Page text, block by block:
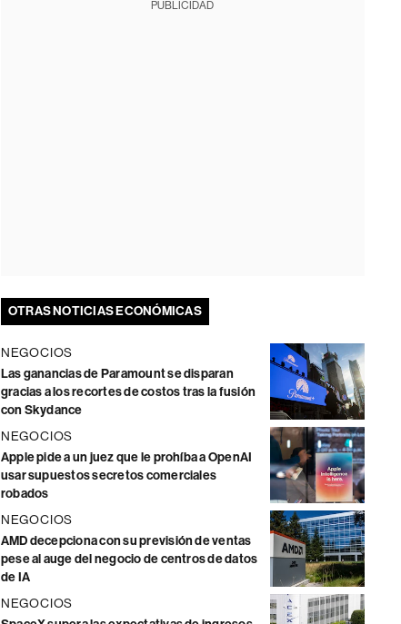
PUBLICIDAD
OTRAS NOTICIAS ECONÓMICAS
NEGOCIOS
Las ganancias de Paramount se disparan
gracias a los recortes de costos tras la fusión
con Skydance
NEGOCIOS
Apple pide a un juez que le prohíba a OpenAI
usar supuestos secretos comerciales
robados
NEGOCIOS
AMD decepciona con su previsión de ventas
pese al auge del negocio de centros de datos
de IA
NEGOCIOS